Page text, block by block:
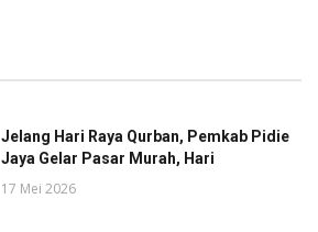
Jelang Hari Raya Qurban, Pemkab Pidie
Jaya Gelar Pasar Murah, Hari
17 Mei 2026